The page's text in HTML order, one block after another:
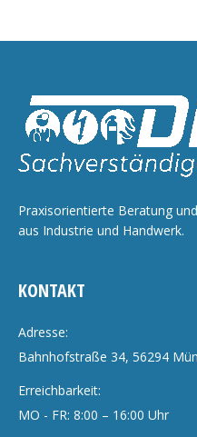
Praxisorientierte Beratung
aus Industrie und Handwerk.
KONTAKT
Adresse:
Bahnhofstraße 34, 56294
Erreichbarkeit:
MO - FR: 8:00 – 16:00 Uhr